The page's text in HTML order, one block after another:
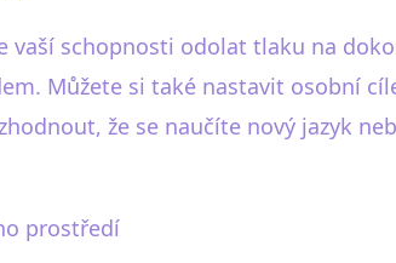
vaší schopnosti odolat tlaku na
Můžete si také nastavit osobní
že se naučíte nový jazyk
prostředí